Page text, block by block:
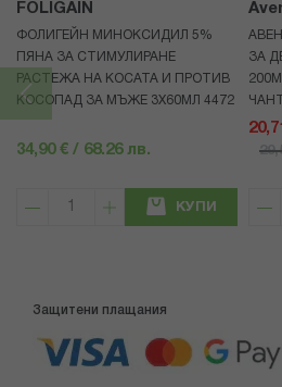
FOLIGAIN
ФОЛИГЕЙН МИНОКСИДИЛ 5%
ПЯНА ЗА СТИМУЛИРАНЕ
РАСТЕЖА НА КОСАТА И ПРОТИВ
КОСОПАД ЗА МЪЖЕ 3X60МЛ 4472
34,90 € / 68.26 лв.
КУПИ
ЗА
Защитени плащания